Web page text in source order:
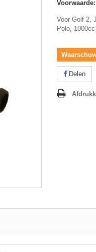
Voorwaarde:
Voor Golf 2,
Polo,
Delen